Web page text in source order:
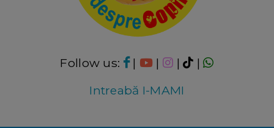
Follow us: | | |
|
Intreabă I-MAMI